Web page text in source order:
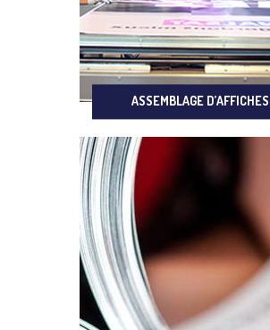
ASSEMBLAGE D’AFFICHES